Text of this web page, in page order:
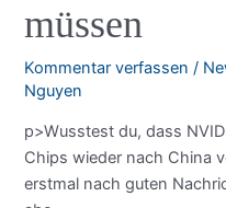
müssen
Kommentar verfassen /
Nguyen
p>Wusstest du, dass
Chips wieder nach China
erstmal nach guten